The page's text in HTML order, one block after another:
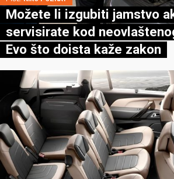
Možete li izgubiti jamstvo
servisirate kod
Evo što doista kaže zakon